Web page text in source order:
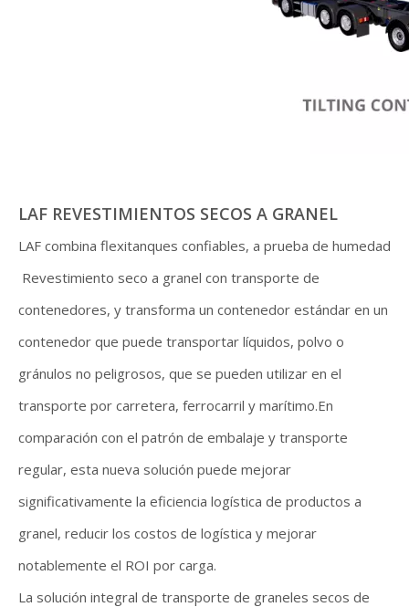
LAF REVESTIMIENTOS SECOS A GRANEL
LAF combina flexitanques confiables, a prueba de humedad
Revestimiento seco a granel con transporte de
contenedores, y transforma un contenedor estándar en un
contenedor que puede transportar líquidos, polvo o
gránulos no peligrosos, que se pueden utilizar en el
transporte por carretera, ferrocarril y marítimo.En
comparación con el patrón de embalaje y transporte
regular, esta nueva solución puede mejorar
significativamente la eficiencia logística de productos a
granel, reducir los costos de logística y mejorar
notablemente el ROI por carga.
La solución integral de transporte de graneles secos de